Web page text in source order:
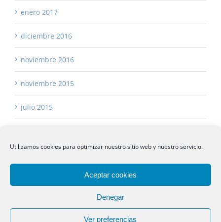
Utilizamos cookies para optimizar nuestro sitio web y nuestro servicio.
Aceptar cookies
Denegar
Ver preferencias
enero 2017
diciembre 2016
noviembre 2016
noviembre 2015
julio 2015
Copyright 2017 -2026 Asturias Asesores